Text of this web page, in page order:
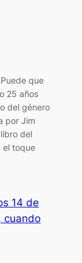
que
25 años
del género
por Jim
del
el toque